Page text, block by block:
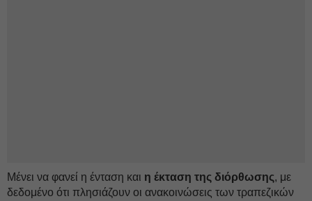
Μένει να φανεί η ένταση και η έκταση της διόρθωσης, με
δεδομένο ότι πλησιάζουν οι ανακοινώσεις των τραπεζικών